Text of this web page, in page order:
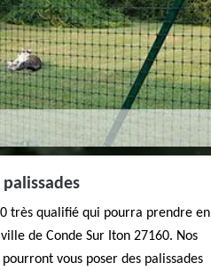
très qualifié qui pourra prendre en
de Conde Sur Iton 27160. Nos
vous poser des palissades